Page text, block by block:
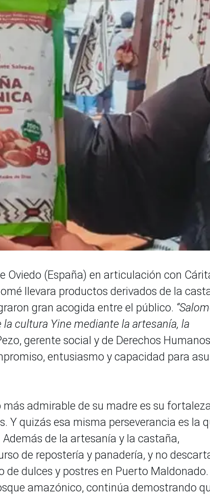
Oviedo (España) en articulación con
llevara productos derivados de la
gran acogida entre el público.
cultura Yine mediante la artesanía, la
gerente social y de Derechos
entusiasmo y capacidad para
más admirable de su madre es su
Y quizás esa misma perseverancia es la
de la artesanía y la castaña,
de repostería y panadería, y no
dulces y postres en Puerto Maldonado.
amazónico, continúa demostrando